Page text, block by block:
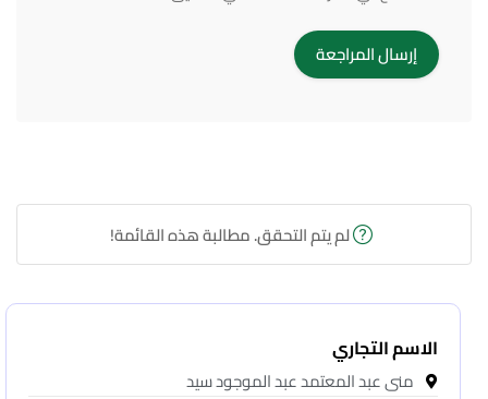
لم يتم التحقق. مطالبة هذه القائمة!
الاسم التجاري
منى عبد المعتمد عبد الموجود سيد